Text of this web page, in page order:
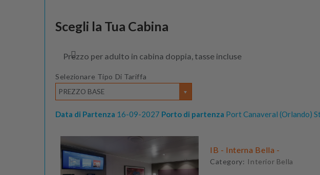
Scegli la Tua Cabina
Prezzo per adulto in cabina doppia, tasse incluse
Selezionare Tipo Di Tariffa
PREZZO BASE
Data di Partenza 16-09-2027 Porto di partenza Port Canaveral (Orlando)
IB - Interna Bella -
Category: Interior Bella